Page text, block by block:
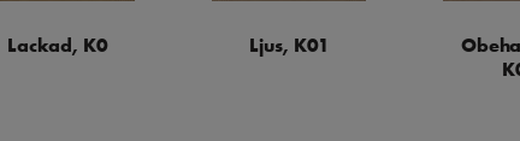
Lackad, K0 Ljus, K01